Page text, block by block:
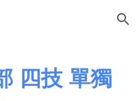
Skip to navigation
四技 單獨